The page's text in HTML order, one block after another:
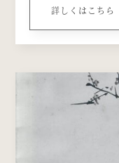
詳しくはこちら